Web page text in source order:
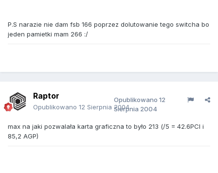
P.S narazie nie dam fsb 166 poprzez dolutowanie tego switcha bo
jeden pamietki mam 266 :/
Raptor
Opublikowano 12 Sierpnia 2004
Opublikowano 12
Sierpnia 2004
max na jaki pozwalała karta graficzna to było 213 (/5 = 42.6PCI i
85,2 AGP)